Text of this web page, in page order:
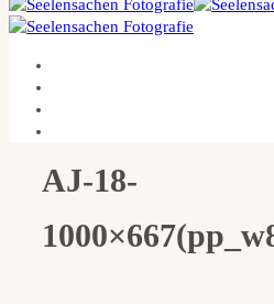
AJ-18-